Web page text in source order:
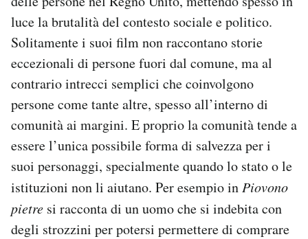
luce la brutalità del contesto sociale e politico.
Solitamente i suoi film non raccontano storie
eccezionali di persone fuori dal comune, ma al
contrario intrecci semplici che coinvolgono
persone come tante altre, spesso all’interno di
comunità ai margini. E proprio la comunità tende a
essere l’unica possibile forma di salvezza per i
suoi personaggi, specialmente quando lo stato o le
istituzioni non li aiutano. Per esempio in Piovono
pietre si racconta di un uomo che si indebita con
degli strozzini per potersi permettere di comprare